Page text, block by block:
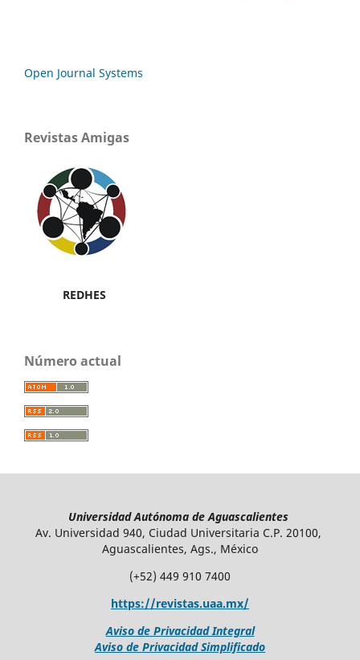
Open Journal Systems
Revistas Amigas
REDHES
Número actual
Universidad Autónoma de Aguascalientes
Av. Universidad 940, Ciudad Universitaria C.P. 20100,
Aguascalientes, Ags., México
(+52) 449 910 7400
https://revistas.uaa.mx/
Aviso de Privacidad Integral
Aviso de Privacidad Simplificado